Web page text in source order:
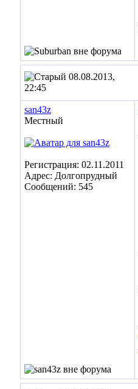
08.08.2013,
22:45
san43z
Местный
Регистрация: 02.11.2011
Адрес: Долгопрудный
Сообщений: 545